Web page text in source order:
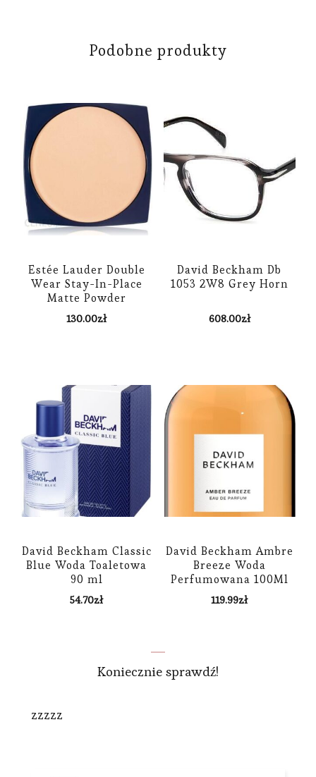
Podobne produkty
Estée Lauder Double
Wear Stay-In-Place
Matte Powder
Foundation Podkład W
Pudrze Spf 10 Odcień
130.00zł
David Beckham Db
1053 2W8 Grey Horn
608.00zł
David Beckham Classic
Blue Woda Toaletowa
90 ml
54.70zł
David Beckham Ambre
Breeze Woda
Perfumowana 100Ml
119.99zł
Koniecznie sprawdź!
zzzzz